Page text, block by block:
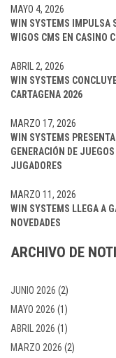
WIN SYSTEMS IMPULSA
WIGOS CMS EN CASINO
MAYO 4, 2026
WIN SYSTEMS
CARTAGENA 2026
ABRIL 2, 2026
WIN SYSTEMS
GENERACIÓN DE
JUGADORES
MARZO 17, 2026
WIN SYSTEMS LLEGA A
NOVEDADES
MARZO 11, 2026
ARCHIVO DE
JUNIO 2026 (2)
MAYO 2026 (1)
ABRIL 2026 (1)
MARZO 2026 (2)